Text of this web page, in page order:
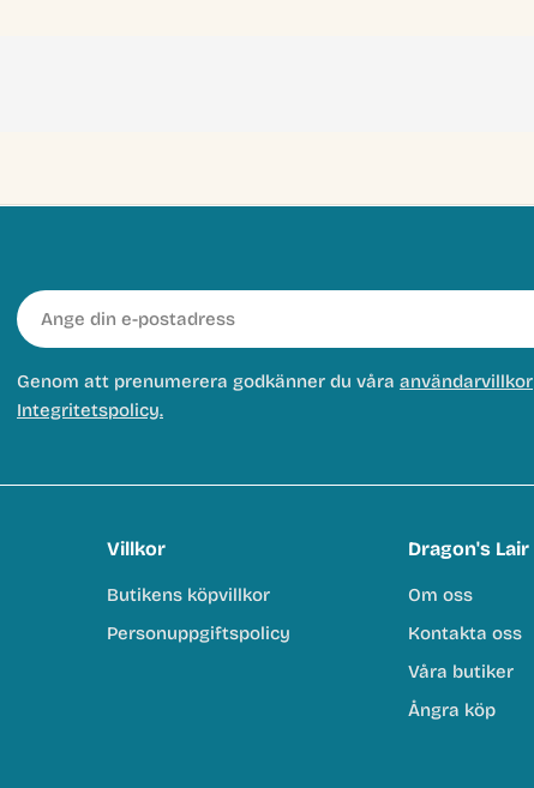
E-
post
Genom att prenumerera godkänner du våra användarvillkor
Integritetspolicy.
Villkor
Butikens köpvillkor
Personuppgiftspolicy
Dragon's Lair
Om oss
Kontakta oss
Våra butiker
Ångra köp